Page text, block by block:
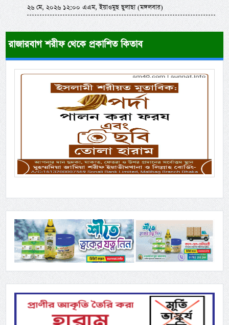
২৬ মে, ২০২৬ ১২:০০ এএম, ইয়াওমুছ ছুলাছা (মঙ্গলবার)
রাজারবাগ শরীফ থেকে প্রকাশিত কিতাব